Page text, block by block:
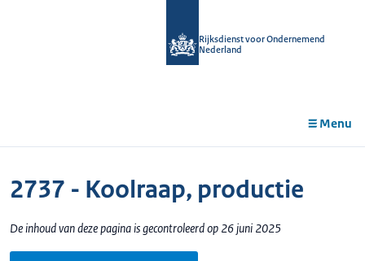
Rijksdienst voor Ondernemend
Nederland
Menu
2737 - Koolraap, productie
De inhoud van deze pagina is gecontroleerd op 26 juni 2025